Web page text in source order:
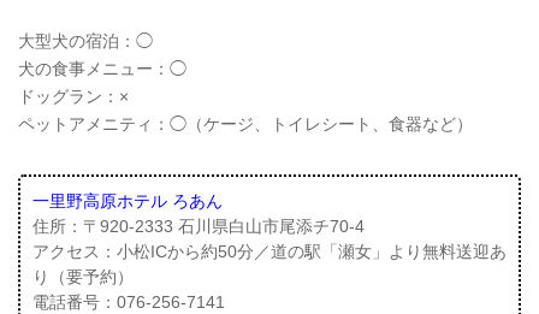
大型犬の宿泊：◯
犬の食事メニュー：◯
ドッグラン：×
ペットアメニティ：◯（ケージ、トイレシート、食器など）
一里野高原ホテル ろあん
住所：〒920-2333 石川県白山市尾添チ70-4
アクセス：小松ICから約50分／道の駅「瀬女」より無料送迎あ
り（要予約）
電話番号：076-256-7141